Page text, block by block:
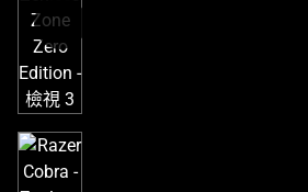
個
縮
圖。
選
擇
任
何